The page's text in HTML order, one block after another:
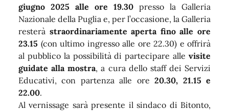
giugno 2025 alle ore 19.30 presso la Galleria
Nazionale della Puglia e, per l’occasione, la Galleria
resterà straordinariamente aperta fino alle ore
23.15 (con ultimo ingresso alle ore 22.30) e offrirà
al pubblico la possibilità di partecipare alle visite
guidate alla mostra, a cura dello staff dei Servizi
Educativi, con partenza alle ore20.30, 21.15 e
22.00.
Al vernissage sarà presente il sindaco di Bitonto,